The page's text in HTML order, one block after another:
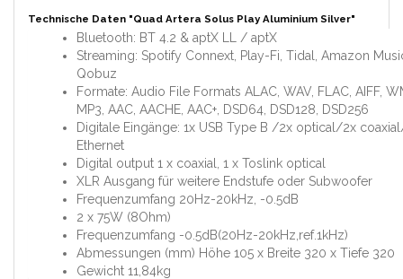
Technische Daten "Quad Artera Solus Play Aluminium Silver"
Bluetooth: BT 4.2 & aptX LL / aptX
Streaming: Spotify Connext, Play-Fi, Tidal, Amazon
Qobuz
Formate: Audio File Formats ALAC, WAV, FLAC, AIFF,
MP3, AAC, AACHE, AAC+, DSD64, DSD128, DSD256
Digitale Eingänge: 1x USB Type B /2x optical/2x
Ethernet
Digital output 1 x coaxial, 1 x Toslink optical
XLR Ausgang für weitere Endstufe oder Subwoofer
Frequenzumfang 20Hz-20kHz, -0.5dB
2 x 75W (8Ohm)
Frequenzumfang -0.5dB(20Hz-20kHz,ref.1kHz)
Abmessungen (mm) Höhe 105 x Breite 320 x Tiefe 320
Gewicht 11,84kg